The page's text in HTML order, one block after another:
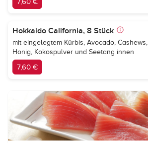
Hokkaido California, 8 Stück
mit eingelegtem Kürbis, Avocado, Cashews,
Honig, Kokospulver und Seetang innen
7,60 €